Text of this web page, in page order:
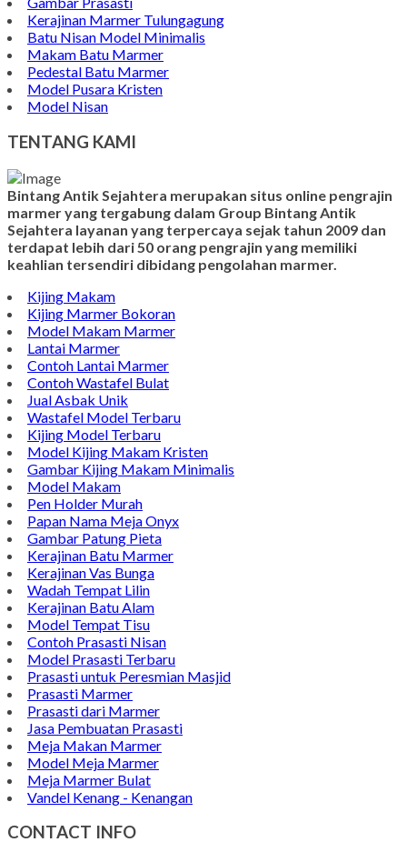
Contoh Nisan Model Muslim
Batu Nisan Minimalis
Kijing Makam Marmer
Contoh Makam Granit
Kijing Islam Marmer
Prasasti Nisan
Makam Marmer
Contoh Prasasti Peresmian
Wastafel Marmer
Makam Kuburan
Harga Batu Nisan
Gambar Prasasti
Kerajinan Marmer Tulungagung
Batu Nisan Model Minimalis
Makam Batu Marmer
Pedestal Batu Marmer
Model Pusara Kristen
Model Nisan
TENTANG KAMI
Bintang Antik Sejahtera merupakan situs online pengrajin
marmer yang tergabung dalam Group Bintang Antik
Sejahtera layanan yang terpercaya sejak tahun 2009 dan
terdapat lebih dari 50 orang pengrajin yang memiliki
keahlian tersendiri dibidang pengolahan marmer.
Kijing Makam
Kijing Marmer Bokoran
Model Makam Marmer
Lantai Marmer
Contoh Lantai Marmer
Contoh Wastafel Bulat
Jual Asbak Unik
Wastafel Model Terbaru
Kijing Model Terbaru
Model Kijing Makam Kristen
Gambar Kijing Makam Minimalis
Model Makam
Pen Holder Murah
Papan Nama Meja Onyx
Gambar Patung Pieta
Kerajinan Batu Marmer
Kerajinan Vas Bunga
Wadah Tempat Lilin
Kerajinan Batu Alam
Model Tempat Tisu